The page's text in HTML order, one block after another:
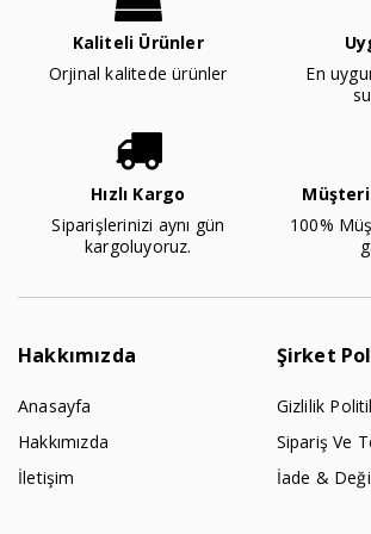
Kaliteli Ürünler
Orjinal kalitede ürünler
En
Hızlı Kargo
Siparişlerinizi aynı gün
kargoluyoruz.
100%
Hakkımızda
Anasayfa
Hakkımızda
İletişim
Şirket
Gizlilik
Sipariş Ve
İade &